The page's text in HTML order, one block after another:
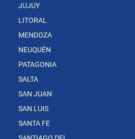
JUJUY
LITORAL
MENDOZA
NEUQUÉN
PATAGONIA
SALTA
SAN JUAN
SAN LUIS
SANTA FE